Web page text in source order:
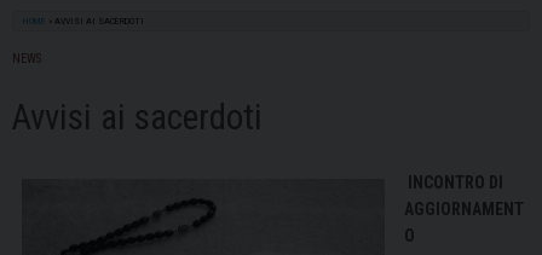
HOME AVVISI AI SACERDOTI
NEWS
Avvisi ai sacerdoti
INCONTRO DI
AGGIORNAMENT
O